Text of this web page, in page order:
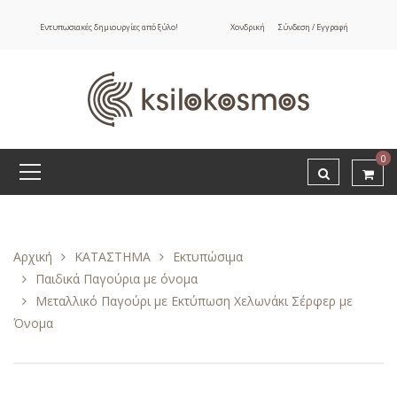
Εντυπωσιακές δημιουργίες από ξύλο! Χονδρική Σύνδεση / Εγγραφή
0
Αρχική ΚΑΤΑΣΤΗΜΑ
Εκτυπώσιμα
Παιδικά Παγούρια με όνομα
Μεταλλικό Παγούρι με Εκτύπωση Χελωνάκι Σέρφερ με
Όνομα